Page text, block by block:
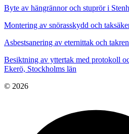
Byte av hängrännor och stuprör i
Montering av snörasskydd och
Asbestsanering av eternittak och
Besiktning av yttertak med protokoll
Ekerö, Stockholms län
© 2026